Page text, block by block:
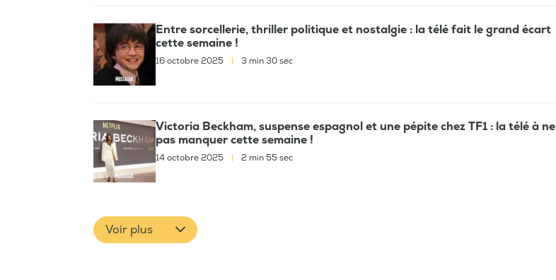
Entre sorcellerie, thriller politique et nostalgie : la télé fait le grand écart
cette semaine !
16 octobre 2025 3 min 30 sec
Victoria Beckham, suspense espagnol et une pépite chez TF1 : la télé à ne
pas manquer cette semaine !
14 octobre 2025 2 min 55 sec
Voir plus